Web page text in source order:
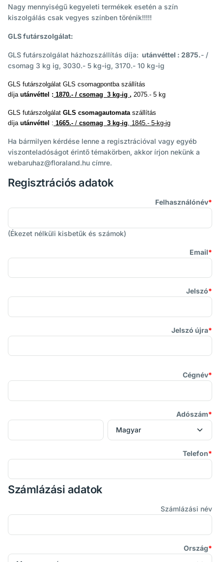
Nagy mennyiségű kegyeleti termékek esetén a szín
kiszolgálás csak vegyes színben törénik!!!!!
GLS futárszolgálat:
GLS futárszolgálat házhozszállítás díja: utánvéttel : 2875.- /
csomag 3 kg ig, 3030.- 5 kg-ig, 3170.- 10 kg-ig
GLS futárszolgálat GLS csomagpontba szállítás
díja utánvéttel : 1870.- / csomag 3 kg-ig , 2075.- 5 kg
GLS futárszolgálat GLS csomagautomata szállítás
díja utánvéttel : 1665.- / csomag 3 kg-ig, 1845.- 5-kg-ig
Ha bármilyen kérdése lenne a regisztrációval vagy egyéb
viszonteladóságot érintő témakörben, akkor írjon nekünk a
webaruhaz@floraland.hu címre.
Regisztrációs adatok
Felhasználónév
(Ékezet nélküli kisbetűk és számok)
Email
Jelszó
Jelszó újra
Cégnév
Adószám
Telefon
Számlázási adatok
Számlázási név
Ország